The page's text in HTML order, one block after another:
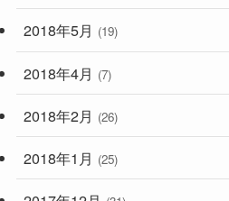
2018年5月 (19)
2018年4月 (7)
2018年2月 (26)
2018年1月 (25)